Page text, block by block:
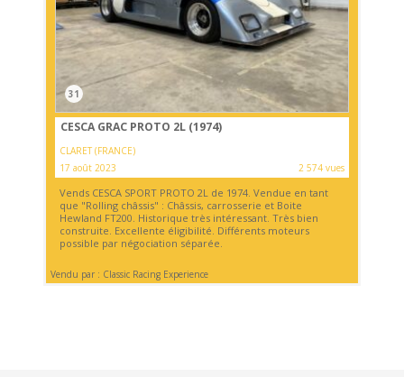
31
CESCA GRAC PROTO 2L (1974)
CLARET (FRANCE)
17 août 2023
2 574 vues
Vends CESCA SPORT PROTO 2L de 1974. Vendue en tant
que "Rolling châssis" : Châssis, carrosserie et Boite
Hewland FT200. Historique très intéressant. Très bien
construite. Excellente éligibilité. Différents moteurs
possible par négociation séparée.
Vendu par : Classic Racing Experience